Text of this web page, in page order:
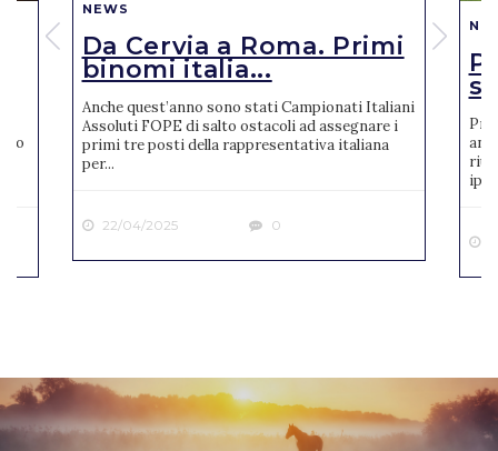
NEWS
Da Cervia a Roma. Primi
binomi italia...
Anche quest’anno sono stati Campionati Italiani
Assoluti FOPE di salto ostacoli ad assegnare i
primi tre posti della rappresentativa italiana
per...
22/04/2025 0